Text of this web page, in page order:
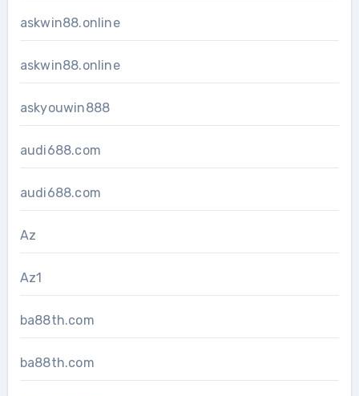
askwin88.online
askwin88.online
askyouwin888
audi688.com
audi688.com
Az
Az1
ba88th.com
ba88th.com